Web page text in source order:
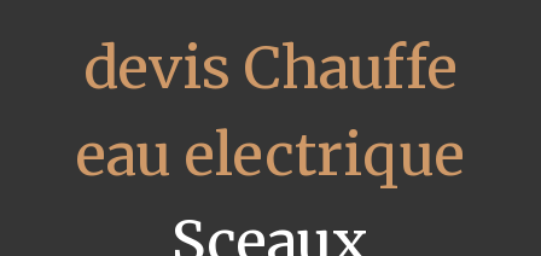
devis Chauffe
eau electrique
Sceaux